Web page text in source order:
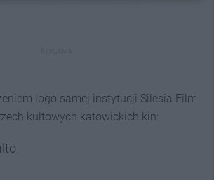
logo samej instytucji Silesia Film
kultowych katowickich kin: